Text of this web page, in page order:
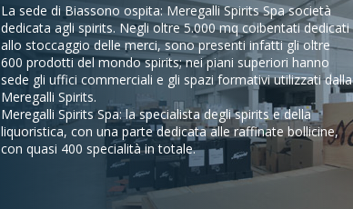
La sede di Biassono ospita: Meregalli Spirits Spa società
dedicata agli spirits. Negli oltre 5.000 mq coibentati dedicati
allo stoccaggio delle merci, sono presenti infatti gli oltre
600 prodotti del mondo spirits; nei piani superiori hanno
sede gli uffici commerciali e gli spazi formativi utilizzati dalla
Meregalli Spirits.
Meregalli Spirits Spa: la specialista degli spirits e della
liquoristica, con una parte dedicata alle raffinate bollicine,
con quasi 400 specialità in totale.